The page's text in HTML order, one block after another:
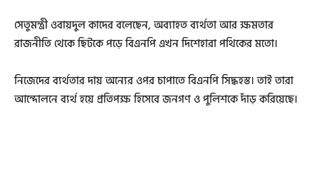
সেতুমন্ত্রী ওবায়দুল কাদের বলেছেন, অব্যাহত ব্যর্থতা আর ক্ষমতার
রাজনীতি থেকে ছিটকে পড়ে বিএনপি এখন দিশেহারা পথিকের মতো।
নিজেদের ব্যর্থতার দায় অন্যের ওপর চাপাতে বিএনপি সিদ্ধহস্ত। তাই তারা
আন্দোলনে ব্যর্থ হয়ে প্রতিপক্ষ হিসেবে জনগণ ও পুলিশকে দাঁড় করিয়েছে।